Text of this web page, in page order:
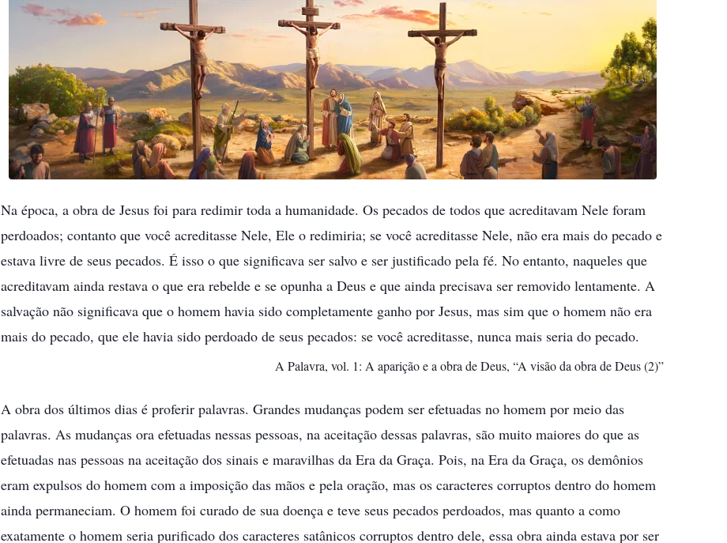
Na época, a obra de Jesus foi para redimir toda a humanidade. Os pecados de todos que acreditavam Nele foram
perdoados; contanto que você acreditasse Nele, Ele o redimiria; se você acreditasse Nele, não era mais do pecado e
estava livre de seus pecados. É isso o que significava ser salvo e ser justificado pela fé. No entanto, naqueles que
acreditavam ainda restava o que era rebelde e se opunha a Deus e que ainda precisava ser removido lentamente. A
salvação não significava que o homem havia sido completamente ganho por Jesus, mas sim que o homem não era
mais do pecado, que ele havia sido perdoado de seus pecados: se você acreditasse, nunca mais seria do pecado.
A Palavra, vol. 1: A aparição e a obra de Deus, “A visão da obra de Deus (2)”
A obra dos últimos dias é proferir palavras. Grandes mudanças podem ser efetuadas no homem por meio das
palavras. As mudanças ora efetuadas nessas pessoas, na aceitação dessas palavras, são muito maiores do que as
efetuadas nas pessoas na aceitação dos sinais e maravilhas da Era da Graça. Pois, na Era da Graça, os demônios
eram expulsos do homem com a imposição das mãos e pela oração, mas os caracteres corruptos dentro do homem
ainda permaneciam. O homem foi curado de sua doença e teve seus pecados perdoados, mas quanto a como
exatamente o homem seria purificado dos caracteres satânicos corruptos dentro dele, essa obra ainda estava por ser